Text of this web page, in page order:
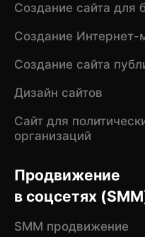
Создание сайта для
Создание Интернет-
Создание сайта
Дизайн сайтов
Сайт для
организаций
Продвижение
в соцсетях
SMM продвижение